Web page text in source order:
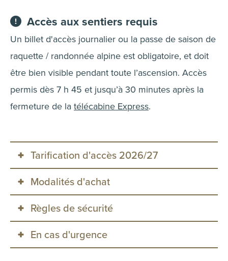
Accès aux sentiers requis
Un billet d'accès journalier ou la passe de saison de
raquette / randonnée alpine est obligatoire, et doit
être bien visible pendant toute l’ascension. Accès
permis dès 7 h 45 et jusqu’à 30 minutes après la
fermeture de latélécabine Express.
Tarification d'accès 2026/27
ACCÈS JOURNALIER
Modalités d'achat
Validité
Un accès journalier ou la passe de randonnée
alpine est obligatoire pour accéder à nos
sentiers désignés.
Règles de sécurité
Ascension
En cas d'urgence